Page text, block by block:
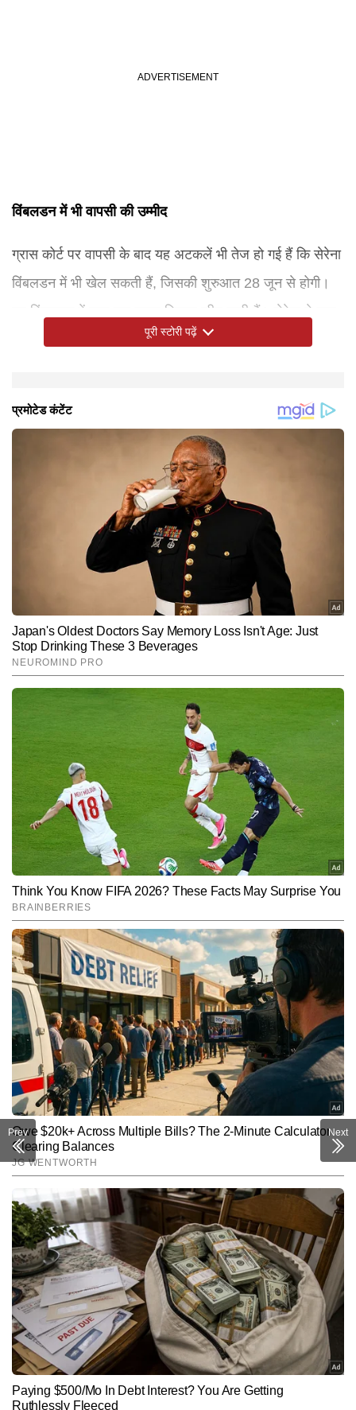
विंबलडन में भी वापसी की उम्मीद
ग्रास कोर्ट पर वापसी के बाद यह अटकलें भी तेज हो गई हैं कि सेरेना
विंबलडन में भी खेल सकती हैं, जिसकी शुरुआत 28 जून से होगी।
वह विंबलडन में सात बार एकल खिताब जीत चुकी हैं। सेरेना ने हाल
ही में इंस्टाग्राम पर अपनी बेटी के साथ हार्ड कोर्ट पर अभ्यास करते
परीक्षण पूल में शामिल होने की खबर सामने आई थी, तब उन्होंने
सोशल मीडिया पर लिखा था, "मैं वापसी नहीं कर रही हूं, यह अफवाह
Hindi NewsSports
समीर कुमार ठाकुर टाइम्स नाउ नवभारत डिजिटल की स्पोर्ट्स टीम के सदस्य हैं।
करीब 10 वर्षों के पत्रकारिता अनुभव के साथ वे न केवल क्रिकेट, बल्कि हॉकी,
फुटबॉल, बैडमिंटन और अन्य प्रमुख खेलों की गहरी समझ रखते हैं। खेलों की
बारीकियों को पकड़ने, खिलाड़ियों के प्रदर्शन का विश्लेषण करने और मैच
परिस्थितियों को सरल व रोचक अंदाज में समझाने की उनकी क्षमता उन्हें स्पोर्ट्स बीट
का एक भरोसेमंद पत्रकार बनाती है। जर्नलिज़्म में डिप्लोमा कर चुके समीर ने टीवी
मीडिया में भी काम किया है, जिससे उन्हें लाइव न्यूज प्रेजेंटेशन, ब्रेकिंग अपडेट्स
और विजुअल स्टोरीटेलिंग का अनुभव मिला। समीर अब तक 10,000 से अधिक
आर्टिकल्स लिख चुके हैं, जिनमें कई एक्सक्लूसिव स्पोर्ट्स इंटरव्यू, ऑन-ग्राउंड
रिपोर्टिंग और मैच व सीरीज आधारित विश्लेषण शामिल हैं।
Follow Us:
Subscribe to our daily Newsletter!
SUBMIT
पूरी स्टोरी पढ़ें
Prev Next